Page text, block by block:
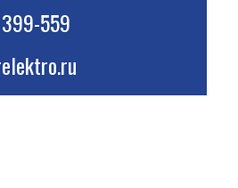
559